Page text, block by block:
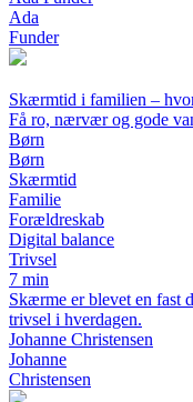
Ada
Funder
Skærmtid i familien –
Få ro, nærvær og gode
Børn
Børn
Skærmtid
Familie
Forældreskab
Digital balance
Trivsel
7 min
Skærme er blevet en fast
trivsel i hverdagen.
Johanne Christensen
Johanne
Christensen